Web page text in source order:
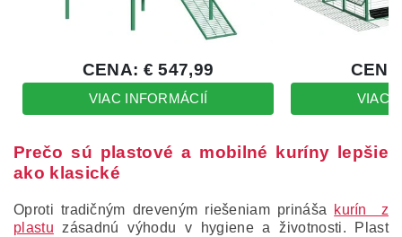
Prečo sú plastové a mobilné kuríny lepšie
ako klasické
Oproti tradičným dreveným riešeniam prináša kurín z
plastu zásadnú výhodu v hygiene a životnosti. Plast